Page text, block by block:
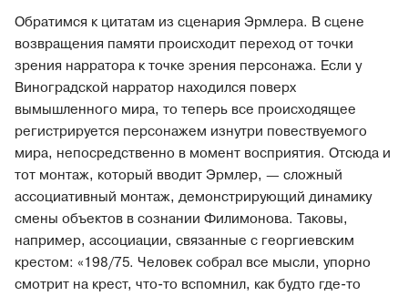
Обратимся к цитатам из сценария Эрмлера. В сцене
возвращения памяти происходит переход от точки
зрения нарратора к точке зрения персонажа. Если у
Виноградской нарратор находился поверх
вымышленного мира, то теперь все происходящее
регистрируется персонажем изнутри повествуемого
мира, непосредственно в момент восприятия. Отсюда и
тот монтаж, который вводит Эрмлер, — сложный
ассоциативный монтаж, демонстрирующий динамику
смены объектов в сознании Филимонова. Таковы,
например, ассоциации, связанные с георгиевским
крестом: «198/75. Человек собрал все мысли, упорно
смотрит на крест, что-то вспомнил, как будто где-то